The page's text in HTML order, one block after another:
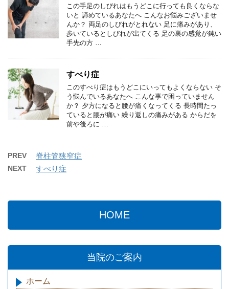
この手足のしびれはもうどこに行っても良くならな
いと 諦めているあなたへ こんなお悩みございませ
んか？ 両足のしびれがとれない 足に痛みがあり、
歩いているとしびれが出てくる 足の裏の感覚が鈍い
手先の方 …
すべり症
このすべり症はもうどこにいってもよくならない そ
う悩んでいるあなたへ こんな事で困っていません
か？ 夕方になると腰が痛くなってくる 長時間たっ
ていると腰が痛い 繰り返しの痛みがある からだを
前や後ろに …
PREV 脊柱管狭窄症
NEXT すべり症
HOME
当院のご案内
ホーム